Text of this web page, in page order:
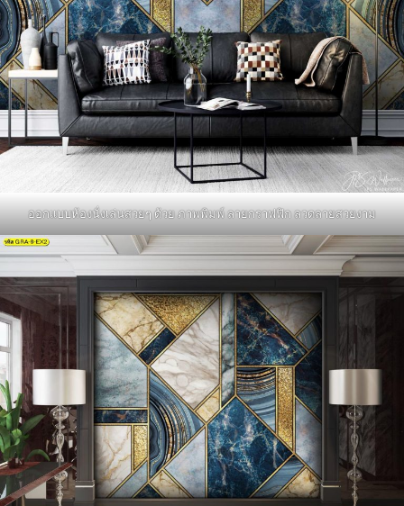
ออกแบบห้องนั่งเล่นสวยๆ ด้วย ภาพพิมพ์ ลายกราฟฟิก ลวดลายสวยงาม